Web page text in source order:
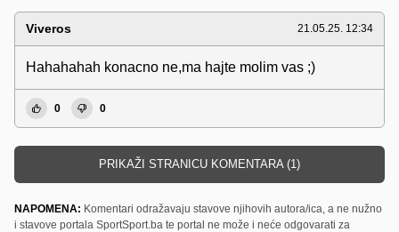
Viveros 21.05.25. 12:34
Hahahahah konacno ne,ma hajte molim vas ;)
0 0
PRIKAŽI STRANICU KOMENTARA (1)
NAPOMENA: Komentari odražavaju stavove njihovih autora/ica, a ne nužno
i stavove portala SportSport.ba te portal ne može i neće odgovarati za